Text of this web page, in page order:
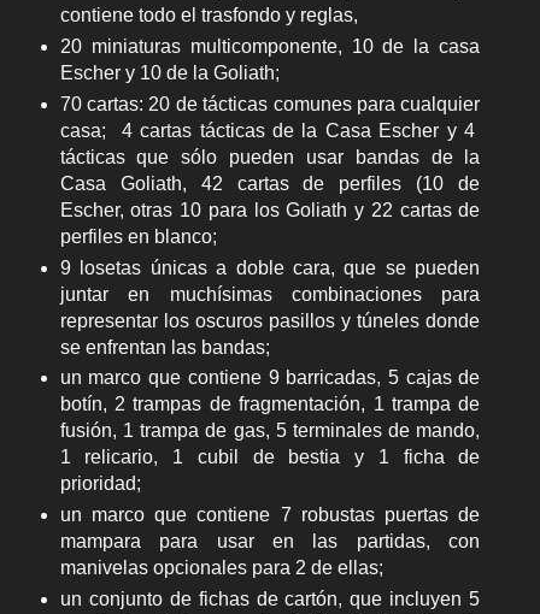
contiene todo el trasfondo y reglas,
20 miniaturas multicomponente, 10 de la casa
Escher y 10 de la Goliath;
70 cartas: 20 de tácticas comunes para cualquier
casa; 4 cartas tácticas de la Casa Escher y 4
tácticas que sólo pueden usar bandas de la
Casa Goliath, 42 cartas de perfiles (10 de
Escher, otras 10 para los Goliath y 22 cartas de
perfiles en blanco;
9 losetas únicas a doble cara, que se pueden
juntar en muchísimas combinaciones para
representar los oscuros pasillos y túneles donde
se enfrentan las bandas;
un marco que contiene 9 barricadas, 5 cajas de
botín, 2 trampas de fragmentación, 1 trampa de
fusión, 1 trampa de gas, 5 terminales de mando,
1 relicario, 1 cubil de bestia y 1 ficha de
prioridad;
un marco que contiene 7 robustas puertas de
mampara para usar en las partidas, con
manivelas opcionales para 2 de ellas;
un conjunto de fichas de cartón, que incluyen 5